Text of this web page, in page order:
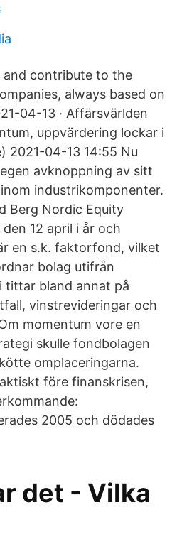
and contribute to the
always based on
04-13 · Affärsvärlden
uppvärdering lockar i
2021-04-13 14:55 Nu
avknoppning av sitt
industrikomponenter.
Berg Nordic Equity
12 april i år och
en s.k. faktorfond, vilket
bolag utifrån
tittar bland annat på
vinstrevideringar och
momentum vore en
skulle fondbolagen
omplaceringarna.
före finanskrisen,
2005 och dödades
det - Vilka